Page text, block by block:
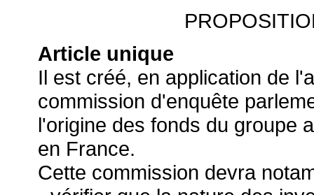
Article unique
Il est créé, en application de
commission d'enquête
l'origine des fonds du groupe
en France.
Cette commission devra